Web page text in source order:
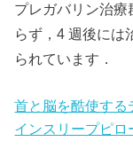
プレガバリン治
らず，4 週後には
られています．
首と脳を酷使する
インスリープピロ